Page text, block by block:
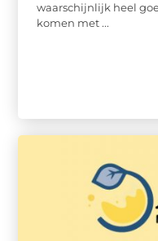
waarschijnlijk heel
komen met ...